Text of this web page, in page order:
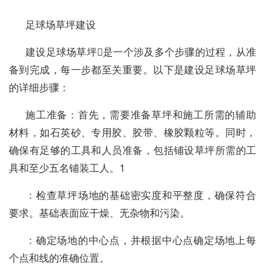
足球场草坪建设
建设足球场草坪是一个涉及多个步骤的过程，从准
备到完成，每一步都至关重要。以下是建设足球场草坪
的详细步骤：
施工准备：首先，需要准备草坪和施工所需的辅助
材料，如石英砂、专用胶、胶带、橡胶颗粒等。同时，
确保有足够的工具和人员准备，包括铺设草坪所需的工
具和至少五名铺装工人。1
：检查草坪场地的基础密实度和平整度，确保符合
要求。基础表面应干燥、无杂物和污染。
：确定场地的中心点，并根据中心点确定场地上每
个点和线的准确位置。